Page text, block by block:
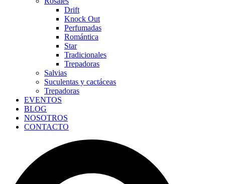
Drift
Knock Out
Perfumadas
Romántica
Star
Tradicionales
Trepadoras
Salvias
Suculentas y cactáceas
Trepadoras
EVENTOS
BLOG
NOSOTROS
CONTACTO